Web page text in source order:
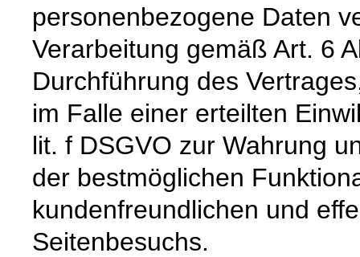
personenbezogene Daten
Verarbeitung gemäß Art. 6
Durchführung des
im Falle einer erteilten
lit. f DSGVO zur Wahrung
der bestmöglichen
kundenfreundlichen und
Seitenbesuchs.